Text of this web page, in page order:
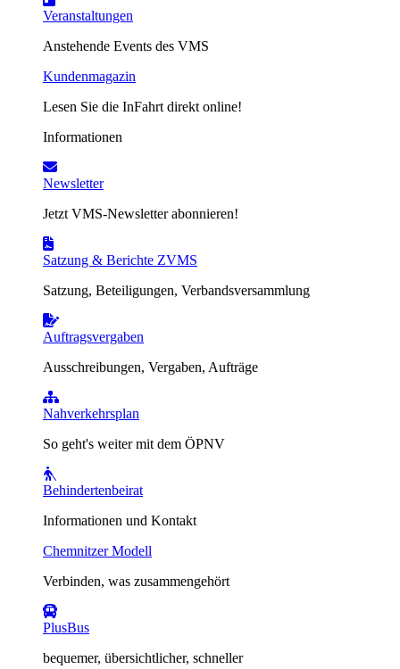
Veranstaltungen
Anstehende Events des VMS
Kundenmagazin
Lesen Sie die InFahrt direkt online!
Informationen
Newsletter
Jetzt VMS-Newsletter abonnieren!
Satzung & Berichte ZVMS
Satzung, Beteiligungen, Verbandsversammlung
Auftragsvergaben
Ausschreibungen, Vergaben, Aufträge
Nahverkehrsplan
So geht's weiter mit dem ÖPNV
Behindertenbeirat
Informationen und Kontakt
Chemnitzer Modell
Verbinden, was zusammengehört
PlusBus
bequemer, übersichtlicher, schneller